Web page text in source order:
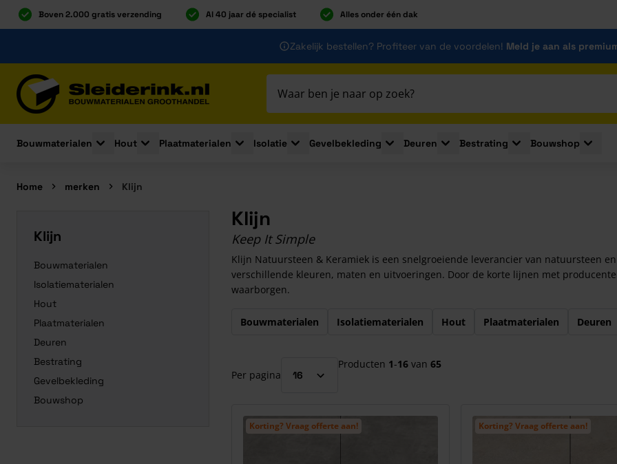
Boven 2.000 gratis verzending Al 40 jaar dé specialist Alles onder één dak
Zakelijk bestellen? Profiteer van de voordelen! Meld je aan als
Bouwmaterialen
Toggle submenu for Bouwmaterialen
Hout
Toggle submenu for Hout
Plaatmaterialen
Toggle submenu for Plaatmaterialen
Isolatie
Toggle submenu for Isolatie
Gevelbekleding
Toggle submenu for Gevelbekleding
Deuren
Toggle submenu for Deuren
Bestrating
Toggle submenu for
Bouwshop
Home merken Klijn
Klijn
Bouwmaterialen
Isolatiematerialen
Hout
Plaatmaterialen
Deuren
Bestrating
Gevelbekleding
Bouwshop
Klijn
Keep It Simple
Klijn Natuursteen & Keramiek is een snelgroeiende leverancier van natuursteen
verschillende kleuren, maten en uitvoeringen. Door de korte lijnen met
waarborgen.
Druk om carrousel over te slaan
Bouwmaterialen Isolatiematerialen Hout Plaatmaterialen Deuren
Per pagina
Producten 1-16 van 65
Korting? Vraag offerte aan! Korting? Vraag offerte aan!